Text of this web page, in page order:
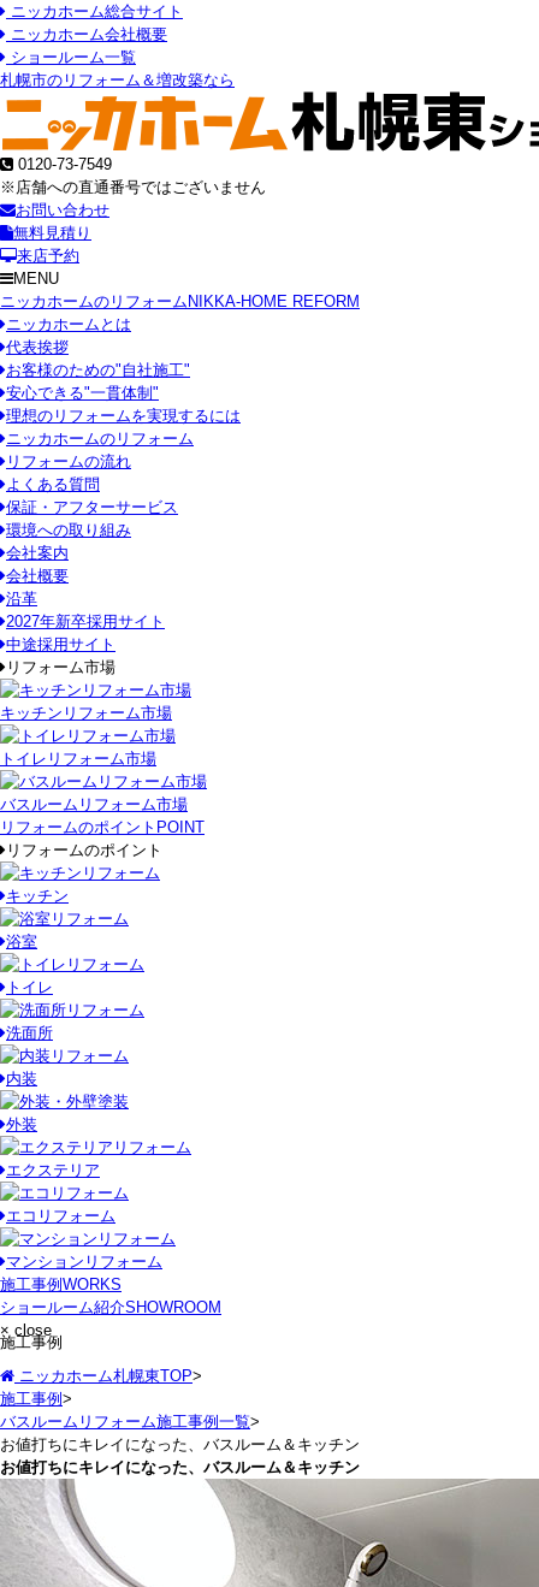
ニッカホーム総合サイト
ニッカホーム会社概要
ショールーム一覧
札幌市のリフォーム＆増改築なら
0120-73-7549
※店舗への直通番号ではございません
お問い合わせ
無料見積り
来店予約
MENU
ニッカホームのリフォーム NIKKA-HOME REFORM
ニッカホームとは
代表挨拶
お客様のための"自社施工"
安心できる"一貫体制"
理想のリフォームを実現するには
ニッカホームのリフォーム
リフォームの流れ
よくある質問
保証・アフターサービス
環境への取り組み
会社案内
会社概要
沿革
2027年新卒採用サイト
中途採用サイト
リフォーム市場
キッチンリフォーム市場
トイレリフォーム市場
バスルームリフォーム市場
リフォームのポイント POINT
リフォームのポイント
キッチン
浴室
トイレ
洗面所
内装
外装
エクステリア
エコリフォーム
マンションリフォーム
施工事例 WORKS
ショールーム紹介SHOWROOM
× close
施工事例
ニッカホーム札幌東TOP>
施工事例 >
バスルームリフォーム施工事例一覧>
お値打ちにキレイになった、バスルーム＆キッチン
お値打ちにキレイになった、バスルーム＆キッチン